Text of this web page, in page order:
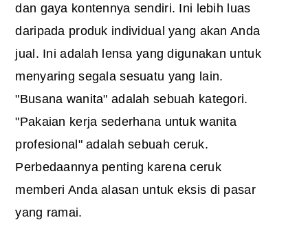
dan gaya kontennya sendiri. Ini lebih luas
daripada produk individual yang akan Anda
jual. Ini adalah lensa yang digunakan untuk
menyaring segala sesuatu yang lain.
"Busana wanita" adalah sebuah kategori.
"Pakaian kerja sederhana untuk wanita
profesional" adalah sebuah ceruk.
Perbedaannya penting karena ceruk
memberi Anda alasan untuk eksis di pasar
yang ramai.